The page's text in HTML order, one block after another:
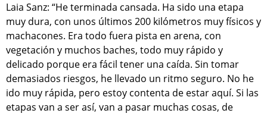
Laia Sanz: “He terminada cansada. Ha sido una etapa
muy dura, con unos últimos 200 kilómetros muy físicos y
machacones. Era todo fuera pista en arena, con
vegetación y muchos baches, todo muy rápido y
delicado porque era fácil tener una caída. Sin tomar
demasiados riesgos, he llevado un ritmo seguro. No he
ido muy rápida, pero estoy contenta de estar aquí. Si las
etapas van a ser así, van a pasar muchas cosas, de